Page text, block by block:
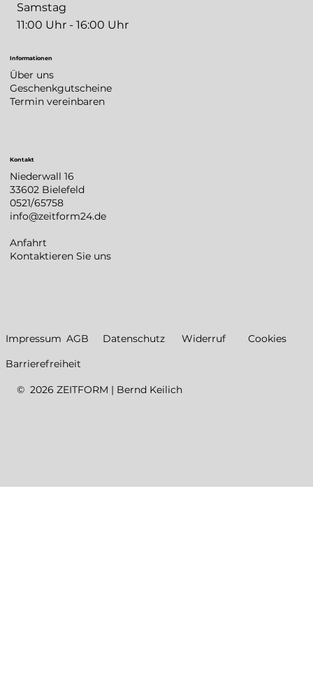
Samstag
11:00 Uhr - 16:00 Uhr
Informationen
Über uns
Geschenkgutscheine
Termin vereinbaren
Kontakt
Niederwall 16
33602 Bielefeld
0521/65758
info@zeitform24.de
Anfahrt
Kontaktieren Sie uns
Impressum AGB Datenschutz Widerruf Cookies
Barrierefreiheit
© 2026 ZEITFORM | Bernd Keilich